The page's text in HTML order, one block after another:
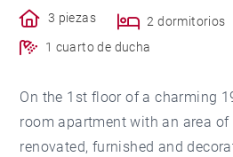
3 piezas
2 dormitorios
1 cuarto de ducha
On the 1st floor of a charming
room apartment with an area
renovated, furnished and